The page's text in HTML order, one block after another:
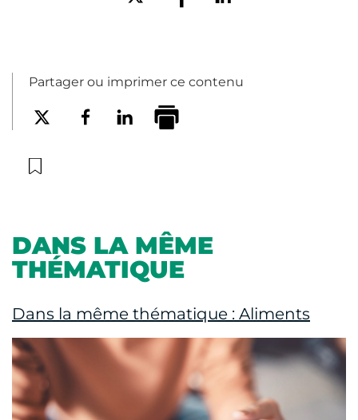
Partager ou imprimer ce contenu
DANS LA MÊME
THÉMATIQUE
Dans la même thématique : Aliments